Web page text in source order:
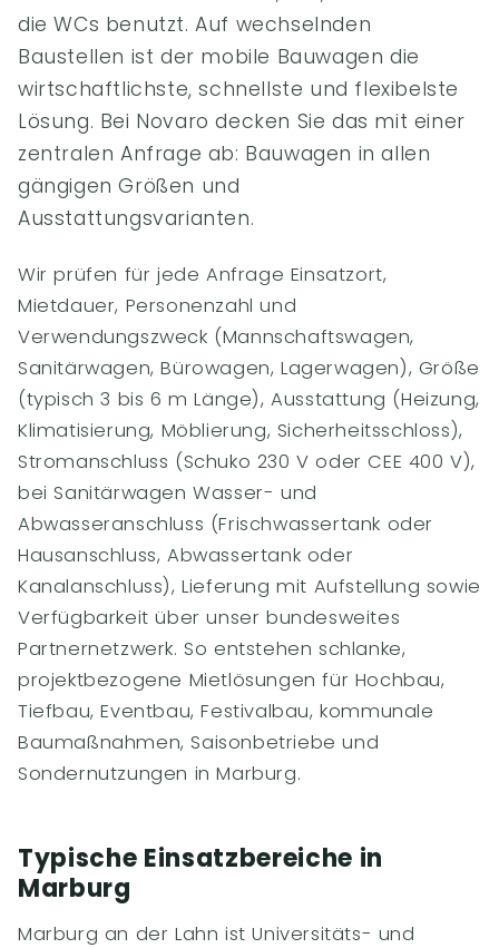
die WCs benutzt. Auf wechselnden
Baustellen ist der mobile Bauwagen die
wirtschaftlichste, schnellste und flexibelste
Lösung. Bei Novaro decken Sie das mit einer
zentralen Anfrage ab: Bauwagen in allen
gängigen Größen und
Ausstattungsvarianten.
Wir prüfen für jede Anfrage Einsatzort,
Mietdauer, Personenzahl und
Verwendungszweck (Mannschaftswagen,
Sanitärwagen, Bürowagen, Lagerwagen), Größe
(typisch 3 bis 6 m Länge), Ausstattung (Heizung,
Klimatisierung, Möblierung, Sicherheitsschloss),
Stromanschluss (Schuko 230 V oder CEE 400 V),
bei Sanitärwagen Wasser- und
Abwasseranschluss (Frischwassertank oder
Hausanschluss, Abwassertank oder
Kanalanschluss), Lieferung mit Aufstellung sowie
Verfügbarkeit über unser bundesweites
Partnernetzwerk. So entstehen schlanke,
projektbezogene Mietlösungen für Hochbau,
Tiefbau, Eventbau, Festivalbau, kommunale
Baumaßnahmen, Saisonbetriebe und
Sondernutzungen in Marburg.
Typische Einsatzbereiche in
Marburg
Marburg an der Lahn ist Universitäts- und